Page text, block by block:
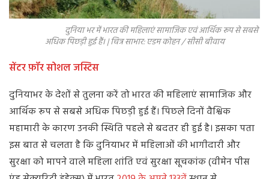
दुनिया भर में भारत की महिलाएं सामाजिक एवं आर्थिक रूप से सबसे
अधिक पिछड़ी हुई हैं। | चित्र साभार: एडम कोहन / सीसी बीवाय
सेंटर फ़ॉर सोशल जस्टिस
दुनियाभर के देशों से तुलना करें तो भारत की महिलाएं सामाजिक और
आर्थिक रूप से सबसे अधिक पिछड़ी हुई हैं। पिछले दिनों वैश्विक
महामारी के कारण उनकी स्थिति पहले से बदतर ही हुई है। इसका पता
इस बात से चलता है कि दुनियाभर में महिलाओं की भागीदारी और
सुरक्षा को मापने वाले महिला शांति एवं सुरक्षा सूचकांक (वीमेन पीस